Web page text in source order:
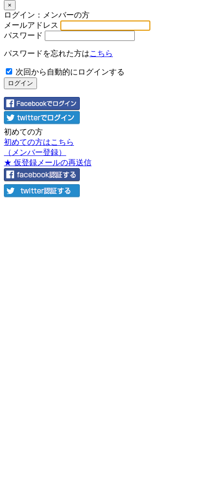
×
ログイン：メンバーの方
メールアドレス
パスワード
パスワードを忘れた方はこちら
次回から自動的にログインする
初めての方
初めての方はこちら
（メンバー登録）
★ 仮登録メールの再送信